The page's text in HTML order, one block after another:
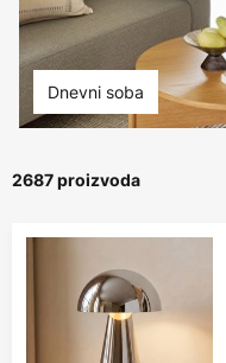
Dnevni soba
2687 proizvoda